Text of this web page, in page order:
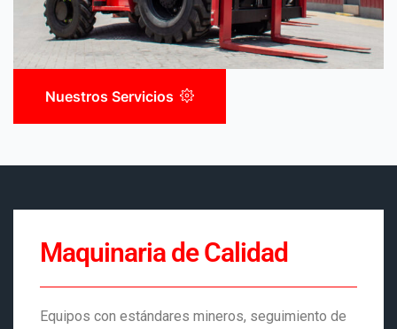
Nuestros Servicios
Maquinaria de Calidad
Equipos con estándares mineros, seguimiento de